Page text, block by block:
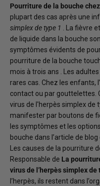
Pourriture de la bouche
plupart des cas après une
simplex de type 1 . La fièvre
de liquide dans la bouche
symptômes évidents de
pourriture de la bouche
mois à trois ans . Les
rares cas. Chez les enfants,
contact ou par gouttelettes.
virus de l'herpès simplex de
manifester par boutons de
les symptômes et les
bouche dans l’article de blog
Les causes de la pourriture
Responsable de La
virus de l’herpès simplex de
l’herpès, ils restent dans